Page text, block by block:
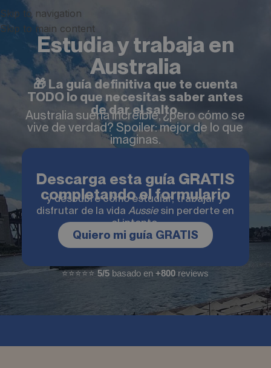
Skip to navigation
Skip to main content
Estudia y trabaja en
Australia
🎁 La guía definitiva que te cuenta
TODO lo que necesitas saber antes
de dar el salto.
Australia suena increíble, ¿pero cómo se
vive de verdad? Spoiler: mejor de lo que
imaginas.
Descarga esta guía GRATIS
completando el formulario
y descubre cómo estudiar, trabajar y
disfrutar de la vida Aussiesin perderte en
el intento.
Quiero mi guía GRATIS
⭐⭐⭐⭐⭐5/5 basado en+800 reviews